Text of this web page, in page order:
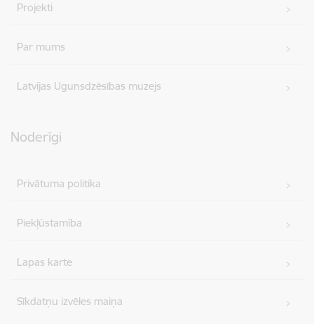
Projekti
Par mums
Latvijas Ugunsdzēsības muzejs
Noderīgi
Privātuma politika
Piekļūstamība
Lapas karte
Sīkdatņu izvēles maiņa